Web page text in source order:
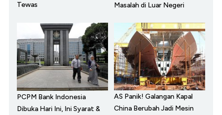
Tewas
Masalah di Luar Negeri
PCPM Bank Indonesia
Dibuka Hari Ini, Ini Syarat &
AS Panik! Galangan Kapal
China Berubah Jadi Mesin